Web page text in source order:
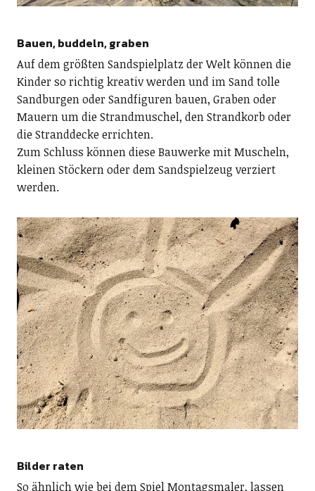
Bauen, buddeln, graben
Auf dem größten Sandspielplatz der Welt können die
Kinder so richtig kreativ werden und im Sand tolle
Sandburgen oder Sandfiguren bauen, Graben oder
Mauern um die Strandmuschel, den Strandkorb oder
die Stranddecke errichten.
Zum Schluss können diese Bauwerke mit Muscheln,
kleinen Stöckern oder dem Sandspielzeug verziert
werden.
Bilder raten
So ähnlich wie bei dem Spiel Montagsmaler, lassen